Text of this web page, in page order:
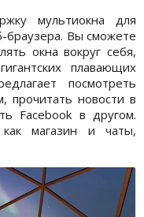
мультиокна для
браузера. Вы сможете
окна вокруг себя,
плавающих
посмотреть
прочитать новости в
Facebook в другом.
магазин и чаты,